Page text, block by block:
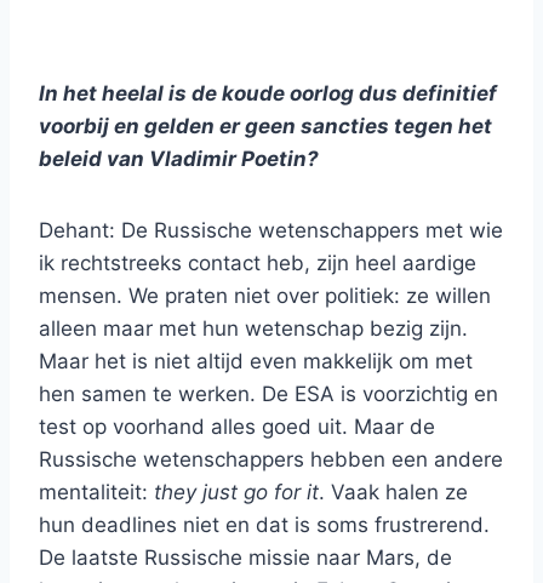
In het heelal is de koude oorlog dus definitief
voorbij en gelden er geen sancties tegen het
beleid van Vladimir Poetin?
Dehant: De Russische wetenschappers met wie
ik rechtstreeks contact heb, zijn heel aardige
mensen. We praten niet over politiek: ze willen
alleen maar met hun wetenschap bezig zijn.
Maar het is niet altijd even makkelijk om met
hen samen te werken. De ESA is voorzichtig en
test op voorhand alles goed uit. Maar de
Russische wetenschappers hebben een andere
mentaliteit: they just go for it. Vaak halen ze
hun deadlines niet en dat is soms frustrerend.
De laatste Russische missie naar Mars, de